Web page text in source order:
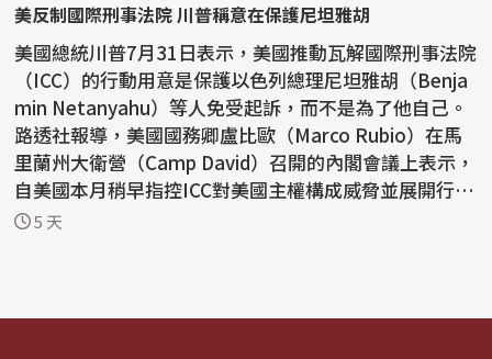
美反制國際刑事法院 川普稱意在保護尼坦雅胡
美國總統川普7月31日表示，美國推動瓦解國際刑事法院
（ICC）的行動用意是保護以色列總理尼坦雅胡（Benja
min Netanyahu）等人免受起訴，而不是為了他自己。
路透社報導，美國國務卿盧比歐（Marco Rubio）在馬
里蘭州大衛營（Camp David）召開的內閣會議上表示，
自美國本月稍早指控ICC對美國主權構成威脅並展開行動
以...5 天